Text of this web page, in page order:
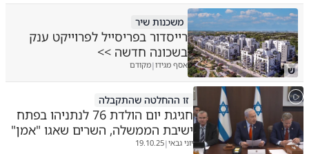
ש
משכנות שיר
רייסדור בפריסייל לפרוייקט ענק
בשכונה חדשה >>
אסף מגידו|מקודם
זו ההחלטה שהתקבלה
חגיגת יום הולדת 76 לנתניהו בפתח
ישיבת הממשלה, השרים שאגו "אמן"
יוני גבאי|
19.10.25